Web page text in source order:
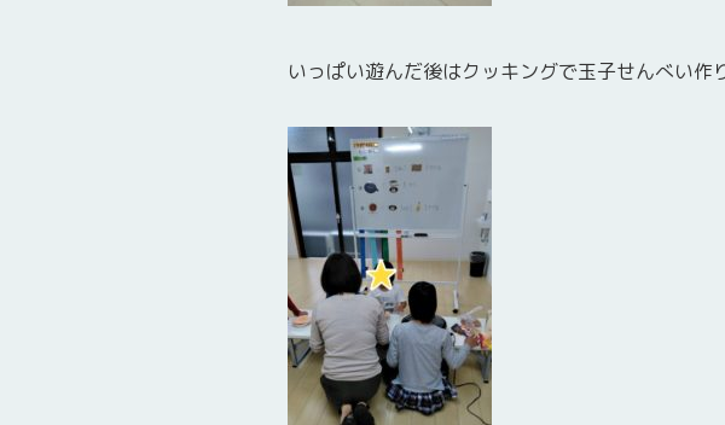
いっぱい遊んだ後はクッキングで玉子せんべい作